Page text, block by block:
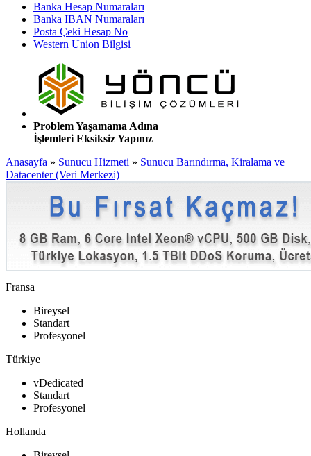
Banka Hesap Numaraları
Banka IBAN Numaraları
Posta Çeki Hesap No
Western Union Bilgisi
Problem Yaşamama Adına
İşlemleri Eksiksiz Yapınız
Anasayfa » Sunucu Hizmeti » Sunucu Barındırma, Kiralama ve
Datacenter (Veri Merkezi)
Fransa
Bireysel
Standart
Profesyonel
Türkiye
vDedicated
Standart
Profesyonel
Hollanda